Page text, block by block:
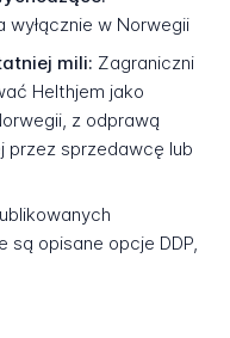
wyłącznie w Norwegii
mili: Zagraniczni
Helthjem jako
z odprawą
przez sprzedawcę lub
są opisane opcje DDP,